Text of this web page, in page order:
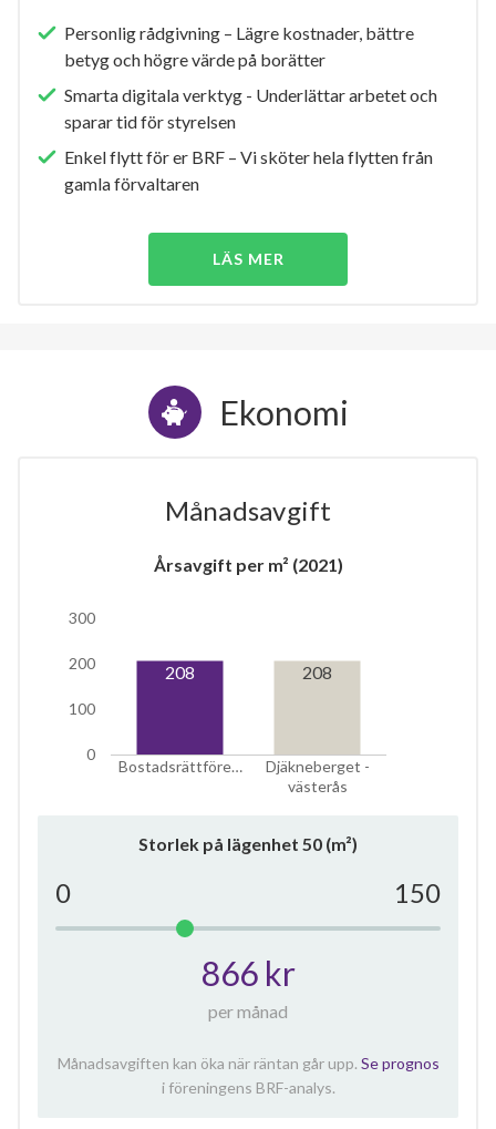
Personlig rådgivning – Lägre kostnader, bättre
betyg och högre värde på borätter
Smarta digitala verktyg - Underlättar arbetet och
sparar tid för styrelsen
Enkel flytt för er BRF – Vi sköter hela flytten från
gamla förvaltaren
LÄS MER
Ekonomi
Månadsavgift
Årsavgift per m² (2021)
Bostadsrättföre…
Djäkneberget -
västerås
0
100
200
300
208 208
Storlek på lägenhet 50 (m²)
0 150
866 kr
per månad
Månadsavgiften kan öka när räntan går upp. Se prognos
i föreningens BRF-analys.